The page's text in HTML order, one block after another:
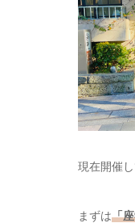
現在開催
まずは「